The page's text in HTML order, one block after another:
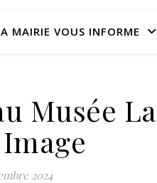
MAIRIE VOUS INFORME
Musée La
2024